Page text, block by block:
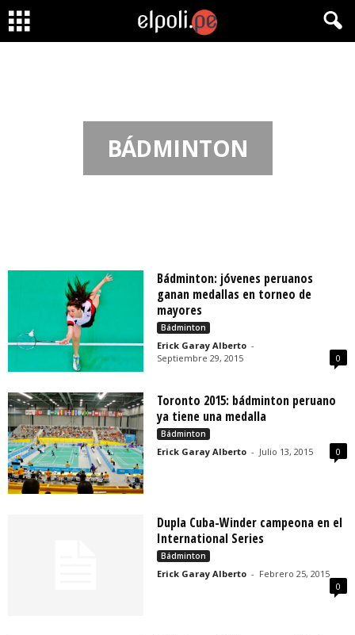
BÁDMINTON
Bádminton: jóvenes peruanos
ganan medallas en torneo de
mayores
Bádminton
Erick Garay Alberto -
Septiembre 29, 2015
0
Toronto 2015: bádminton peruano
ya tiene una medalla
Bádminton
Erick Garay Alberto - Julio 13, 2015 0
Dupla Cuba-Winder campeona en el
International Series
Bádminton
Erick Garay Alberto - Febrero 25, 2015
0